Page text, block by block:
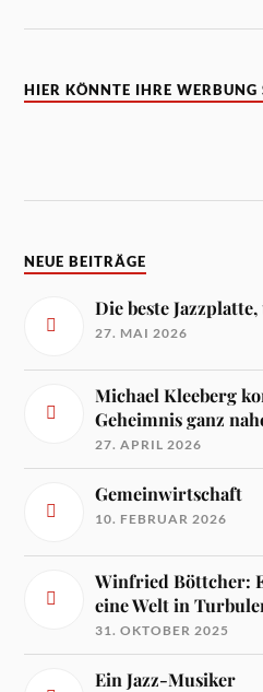
HIER KÖNNTE IHRE WERBUNG
NEUE BEITRÄGE
Die beste
27. MAI 2026
Michael Kleeberg
Geheimnis ganz
27. APRIL 2026
Gemeinwirtschaft
10. FEBRUAR 2026
Winfried Böttcher:
eine Welt in
31. OKTOBER 2025
Ein Jazz-Musiker